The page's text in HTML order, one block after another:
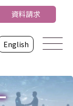
English
資料請求